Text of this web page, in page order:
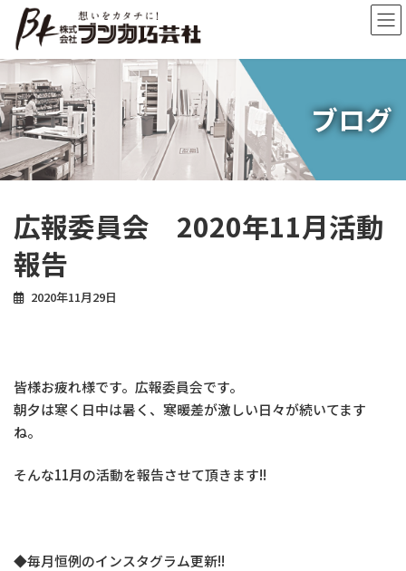
ン
ツ
へ
ス
キ
ッ
プ
ー
シ
ョ
ン
に
移
動
ブログ
広報委員会 2020年11月活動
報告
2020年11月29日
皆様お疲れ様です。広報委員会です。
朝夕は寒く日中は暑く、寒暖差が激しい日々が続いてます
ね。
そんな11月の活動を報告させて頂きます!!
◆毎月恒例のインスタグラム更新!!